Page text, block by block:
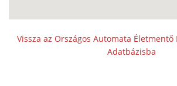
Vissza az Országos Automata
Adatbázisba